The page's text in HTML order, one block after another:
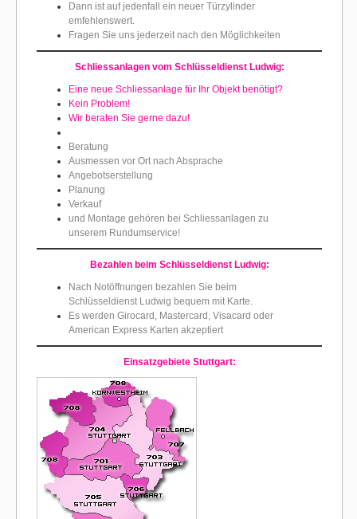
Dann ist auf jedenfall ein neuer Türzylinder
emfehlenswert.
Fragen Sie uns jederzeit nach den Möglichkeiten
Schliessanlagen vom Schlüsseldienst Ludwig:
Eine neue Schliessanlage für Ihr Objekt benötigt?
Kein Problem!
Wir beraten Sie gerne dazu!
Beratung
Ausmessen vor Ort nach Absprache
Angebotserstellung
Planung
Verkauf
und Montage gehören bei Schliessanlagen zu
unserem Rundumservice!
Bezahlen beim Schlüsseldienst Ludwig:
Nach Notöffnungen bezahlen Sie beim
Schlüsseldienst Ludwig bequem mit Karte.
Es werden Girocard, Mastercard, Visacard oder
American Express Karten akzeptiert
Einsatzgebiete Stuttgart: